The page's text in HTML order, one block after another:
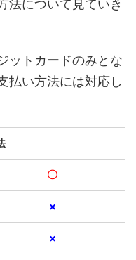
法について見ていき
ットカードのみとな
払い方法には対応し
〇
×
×